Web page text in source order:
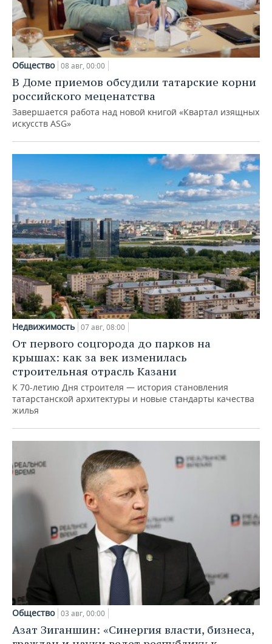
Общество 08 авг, 00:00
В Доме приемов обсудили татарские корни
российского меценатства
Завершается работа над новой книгой «Квартал изящных
искусств ASG»
Недвижимость 07 авг, 08:00
От первого соцгорода до парков на
крышах: как за век изменилась
строительная отрасль Казани
К 70-летию Дня строителя — история становления
татарстанской архитектуры и новые стандарты качества
жилья
Общество 03 авг, 00:00
Азат Зиганшин: «Синергия власти, бизнеса,